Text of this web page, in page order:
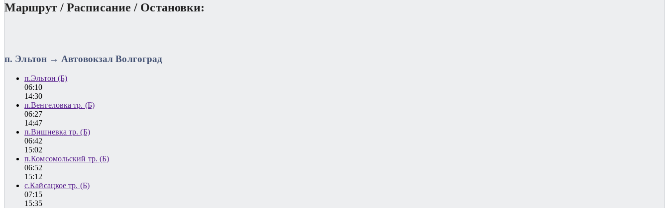
Маршрут / Расписание / Остановки:
п. Эльтон → Автовокзал Волгоград
п.Эльтон (Б)
06:10
14:30
п.Венгеловка тр. (Б)
06:27
14:47
п.Вишневка тр. (Б)
06:42
15:02
п.Комсомольский тр. (Б)
06:52
15:12
с.Кайсацкое тр. (Б)
07:15
15:35